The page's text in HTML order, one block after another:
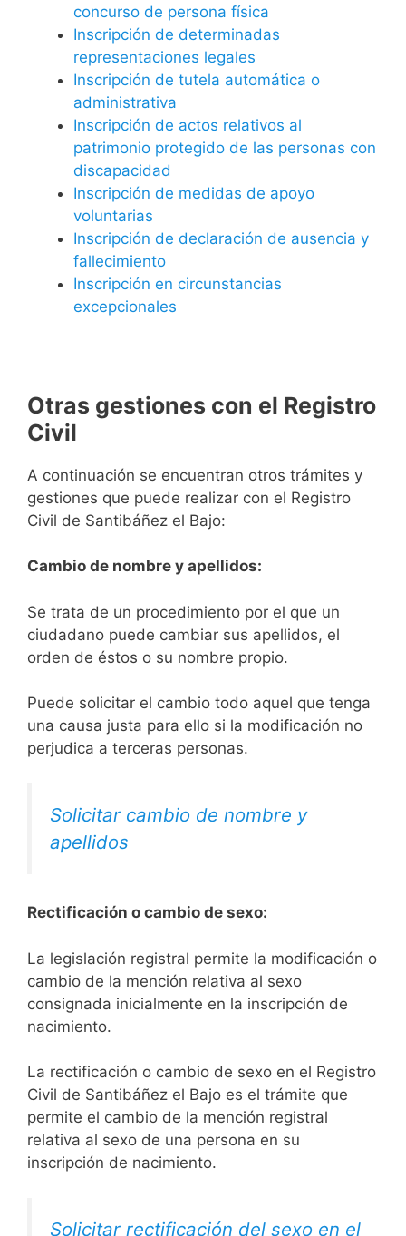
concurso de persona física
Inscripción de determinadas
representaciones legales
Inscripción de tutela automática o
administrativa
Inscripción de actos relativos al
patrimonio protegido de las personas con
discapacidad
Inscripción de medidas de apoyo
voluntarias
Inscripción de declaración de ausencia y
fallecimiento
Inscripción en circunstancias
excepcionales
Otras gestiones con el Registro
Civil
A continuación se encuentran otros trámites y
gestiones que puede realizar con el Registro
Civil de Santibáñez el Bajo:
Cambio de nombre y apellidos:
Se trata de un procedimiento por el que un
ciudadano puede cambiar sus apellidos, el
orden de éstos o su nombre propio.
Puede solicitar el cambio todo aquel que tenga
una causa justa para ello si la modificación no
perjudica a terceras personas.
Solicitar cambio de nombre y
apellidos
Rectificación o cambio de sexo:
La legislación registral permite la modificación o
cambio de la mención relativa al sexo
consignada inicialmente en la inscripción de
nacimiento.
La rectificación o cambio de sexo en el Registro
Civil de Santibáñez el Bajo es el trámite que
permite el cambio de la mención registral
relativa al sexo de una persona en su
inscripción de nacimiento.
Solicitar rectificación del sexo en el